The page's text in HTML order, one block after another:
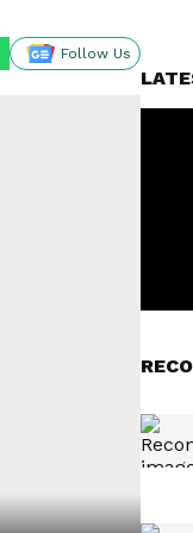
Follow Us